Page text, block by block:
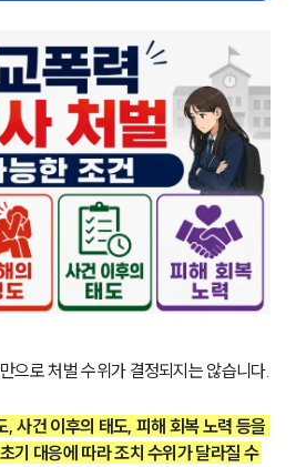
으로 처벌 수위가 결정되지는 않습니다.
, 사건 이후의 태도, 피해 회복 노력 등을
기 대응에 따라 조치 수위가 달라질 수